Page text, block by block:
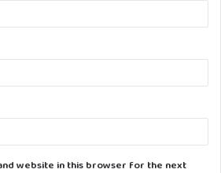
website in this browser for the next